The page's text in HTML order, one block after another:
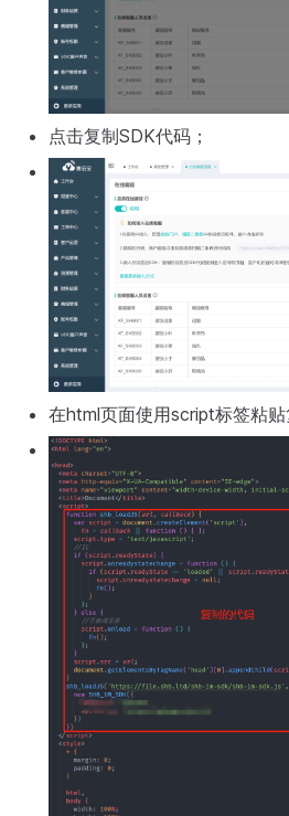
点击复制SDK代码；
在html页面使用script标签粘